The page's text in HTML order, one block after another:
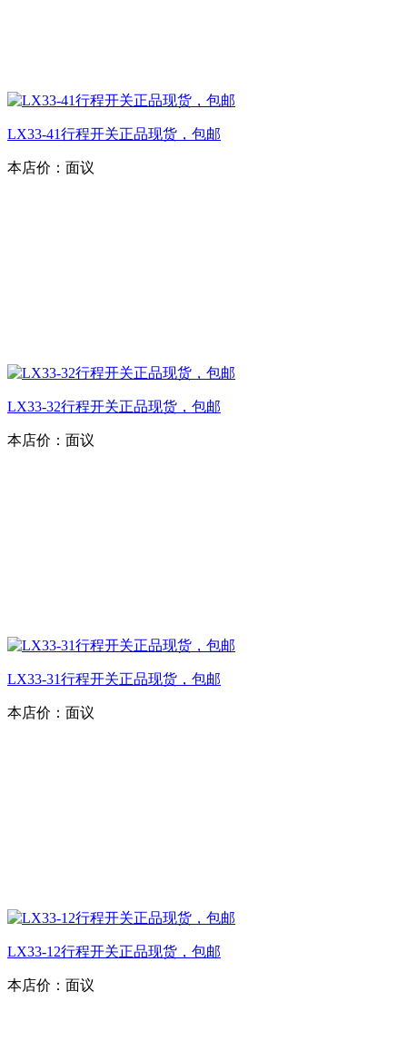
LX33-41行程开关正品现货，包邮
本店价： 面议
LX33-32行程开关正品现货，包邮
本店价： 面议
LX33-31行程开关正品现货，包邮
本店价： 面议
LX33-12行程开关正品现货，包邮
本店价： 面议